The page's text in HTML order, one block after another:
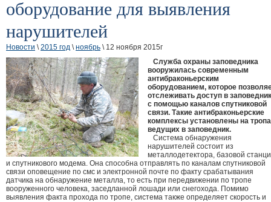
оборудование для выявления
нарушителей
Новости \2015 год \ноябрь \ 12 ноября 2015г
Служба охраны заповедника
вооружилась современным
антибраконьерским
оборудованием, которое
отслеживать доступ в заповедник
с помощью каналов спутниковой
связи. Такие антибраконьерские
комплексы установлены на
ведущих в заповедник.
Система обнаружения
нарушителей состоит из
металлодетектора, базовой
и спутникового модема. Она способна отправлять по каналам спутниковой
связи оповещение по смс и электронной почте по факту срабатывания
датчика на обнаружение металла, то есть при передвижении по тропе
вооруженного человека, заседланной лошади или снегохода. Помимо
выявления факта прохода по тропе, система также определяет скорость и